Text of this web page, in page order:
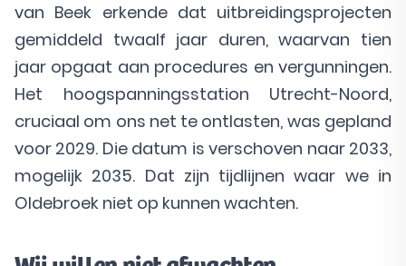
van Beek erkende dat uitbreidingsprojecten
gemiddeld twaalf jaar duren, waarvan tien
jaar opgaat aan procedures en vergunningen.
Het hoogspanningsstation Utrecht-Noord,
cruciaal om ons net te ontlasten, was gepland
voor 2029. Die datum is verschoven naar 2033,
mogelijk 2035. Dat zijn tijdlijnen waar we in
Oldebroek niet op kunnen wachten.